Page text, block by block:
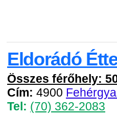
Eldorádó
Összes férőhely:
Cím: 4900
Tel: (70) 362-2083